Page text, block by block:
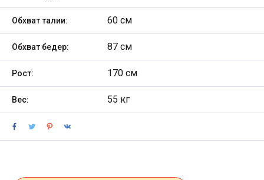
Обхват талии: 60 см
Обхват бедер: 87 см
Рост: 170 см
Вес: 55 кг